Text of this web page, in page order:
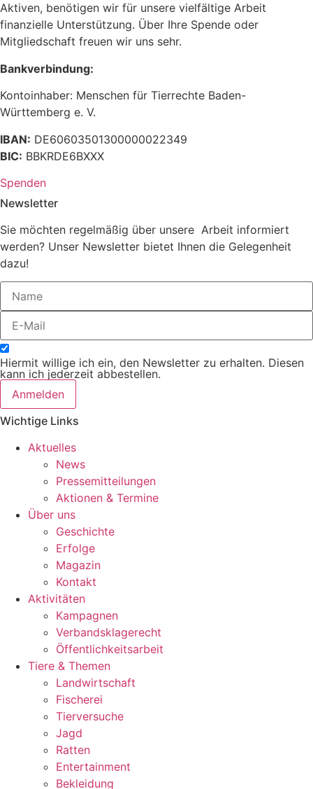
Aktiven, benötigen wir für unsere vielfältige Arbeit
finanzielle Unterstützung. Über Ihre Spende oder
Mitgliedschaft freuen wir uns sehr.
Bankverbindung:
Kontoinhaber: Menschen für Tierrechte Baden-
Württemberg e. V.
IBAN: DE60603501300000022349
BIC: BBKRDE6BXXX
Spenden
Newsletter
Sie möchten regelmäßig über unsere Arbeit informiert
werden? Unser Newsletter bietet Ihnen die Gelegenheit
dazu!
Hiermit willige ich ein, den Newsletter zu erhalten. Diesen
kann ich jederzeit abbestellen.
Anmelden
Wichtige Links
Aktuelles
News
Pressemitteilungen
Aktionen & Termine
Über uns
Geschichte
Erfolge
Magazin
Kontakt
Aktivitäten
Kampagnen
Verbandsklagerecht
Öffentlichkeitsarbeit
Tiere & Themen
Landwirtschaft
Fischerei
Tierversuche
Jagd
Ratten
Entertainment
Bekleidung